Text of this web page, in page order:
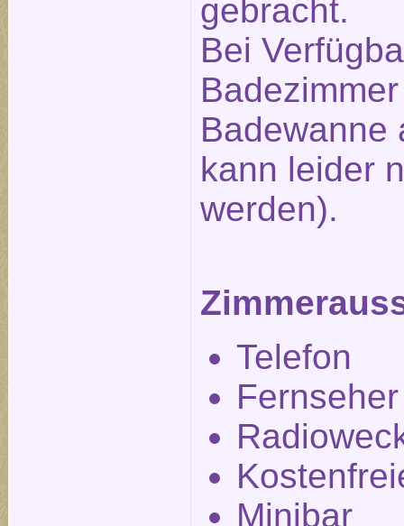
gebracht.
Bei
Badewanne
kann leider
werden).
Telefon
Fernseher
Minibar